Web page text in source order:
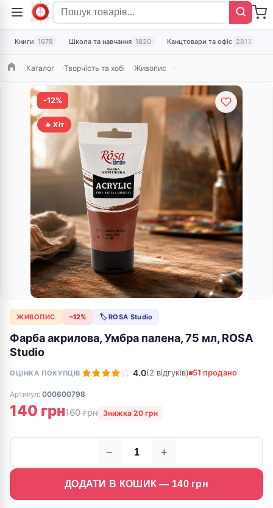
Книги 1678 Школа та навчання 1820 Канцтовари та офіс 2813
ГоловнаКаталог Творчість та хобі Живопис
-12%
🔥 Хіт
ЖИВОПИС −12% 🏷 ROSA Studio
Фарба акрилова, Умбра палена, 75 мл, ROSA
Studio
ОЦІНКА ПОКУПЦІВ 4.0(2 відгуків) 51 продано
Артикул: 000600798
140 грн160 грн Знижка 20 грн
− +
ДОДАТИ В КОШИК — 140грн